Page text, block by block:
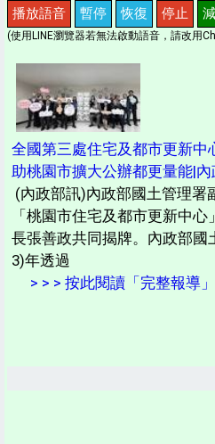
播放語音 暫停 恢復 停止
(使用LINE瀏覽器若無法啟動語音，請改用
全國第三處住宅及都市更新中
助桃園市擴大公辦都更量能|內
(內政部訊)內政部國土管理署
「桃園市住宅及都市更新中
長張善政共同揭牌。內政部國
3)年透過
> > > 按此閱讀「完整報導」